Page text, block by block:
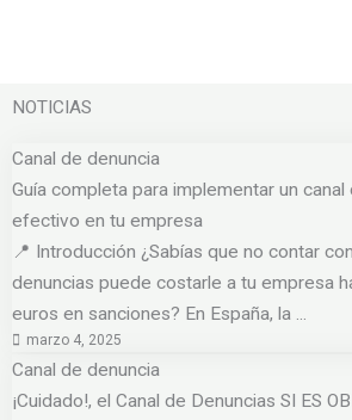
NOTICIAS
Canal de denuncia
Guía completa para implementar un canal
efectivo en tu empresa
📍 Introducción ¿Sabías que no contar
denuncias puede costarle a tu empresa
euros en sanciones? En España, la ...
marzo 4, 2025
Canal de denuncia
¡Cuidado!, el Canal de Denuncias SI ES